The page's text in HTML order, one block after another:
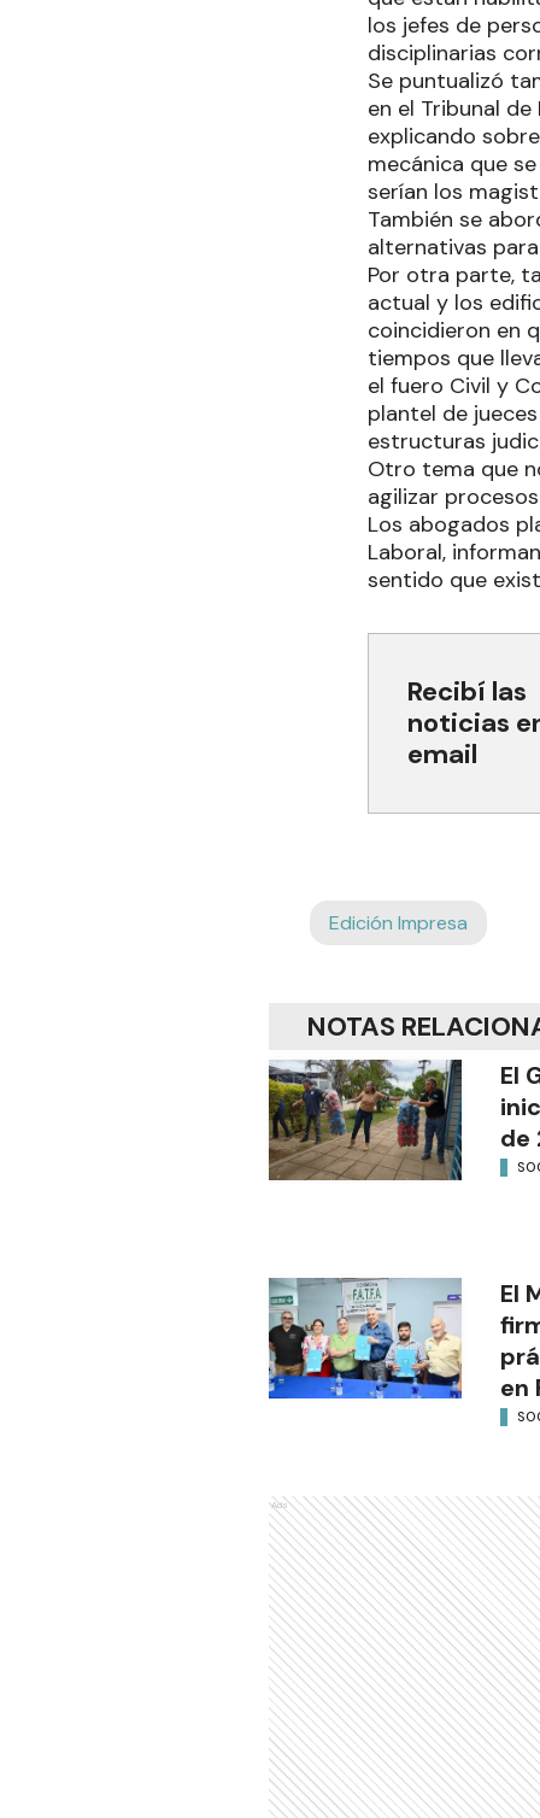
los jefes de
disciplinarias
Se puntualizó
en el Tribunal
explicando
mecánica que
serían los
También se
alternativas
Por otra parte,
actual y los
coincidieron en
tiempos que
el fuero Civil y
plantel de
estructuras
Otro tema que
agilizar
Los abogados
Laboral,
sentido que
Recibí las
noticias
email
Edición Impresa
NOTAS
El
de
El
en
Ads